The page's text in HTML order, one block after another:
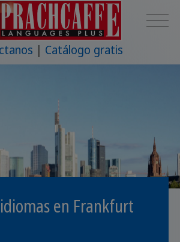
Catálogo gratis
en Frankfurt